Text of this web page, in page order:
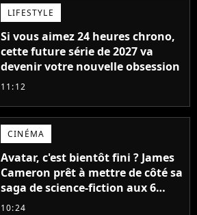
LIFESTYLE
Si vous aimez 24 heures chrono,
cette future série de 2027 va
devenir votre nouvelle obsession
11:12
CINÉMA
Avatar, c'est bientôt fini ? James
Cameron prêt à mettre de côté sa
saga de science-fiction aux 6
milliards de recettes
10:24